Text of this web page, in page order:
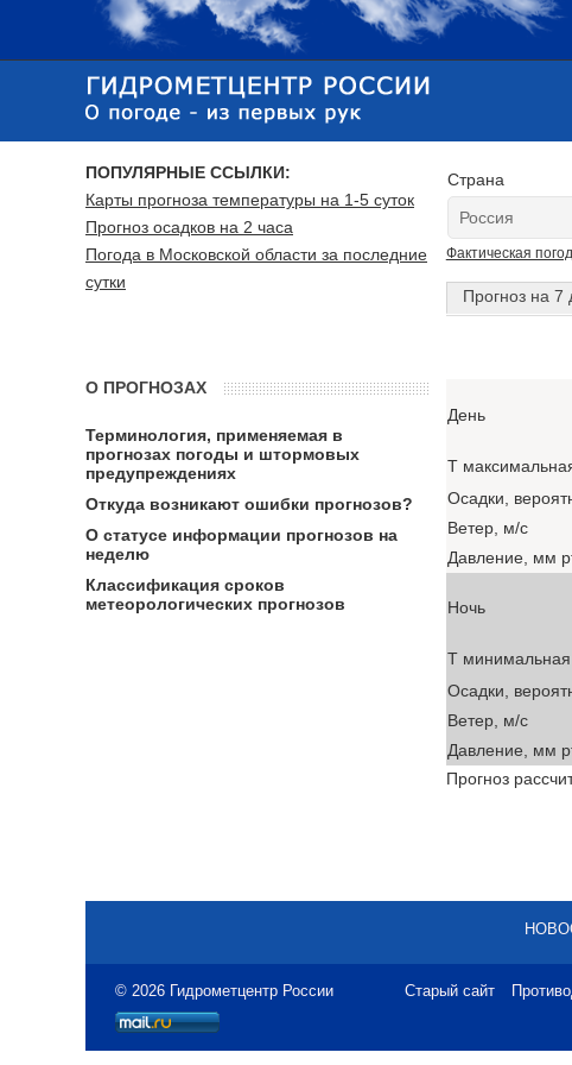
Страна
Фактическая
Прогноз на 7
День
T
Осадки,
Ветер, м/с
Давление, мм
Ночь
T минимальная
Осадки,
Ветер, м/с
Давление, мм
Прогноз
ПОПУЛЯРНЫЕ ССЫЛКИ:
Карты прогноза температуры на 1-5 суток
Прогноз осадков на 2 часа
Погода в Московской области за последние
сутки
О ПРОГНОЗАХ
Терминология, применяемая в
прогнозах погоды и штормовых
предупреждениях
Откуда возникают ошибки прогнозов?
О статусе информации прогнозов на
неделю
Классификация сроков
метеорологических прогнозов
© 2026 Гидрометцентр России Старый сайт